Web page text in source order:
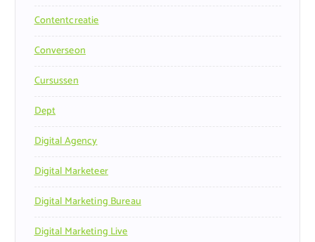
Contentcreatie
Converseon
Cursussen
Dept
Digital Agency
Digital Marketeer
Digital Marketing Bureau
Digital Marketing Live